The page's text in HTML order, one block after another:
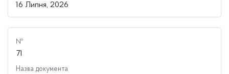
16 Липня, 2026
№
71
Назва документа